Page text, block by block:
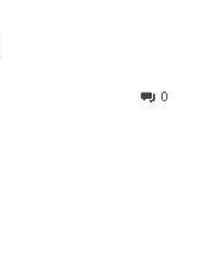
0